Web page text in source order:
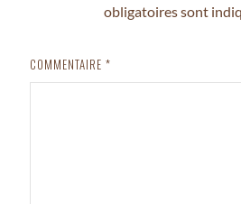
obligatoires sont
COMMENTAIRE *